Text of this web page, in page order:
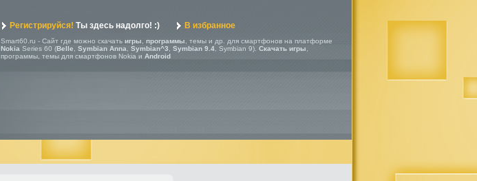
Регистрируйся! Ты здесь надолго! :) В избранное
Smart60.ru - Сайт где можно скачать игры программы , темы и др. для смартфонов на платформе
Nokia Series 60 (Belle Symbian Anna Symbian^3 Symbian 9.4 , Symbian 9). Скачать игры
программы, темы для смартфонов Nokia и Android